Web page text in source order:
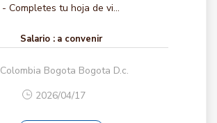
- Completes tu hoja de vi...
Salario : a convenir
Colombia Bogota Bogota D.c.
2026/04/17